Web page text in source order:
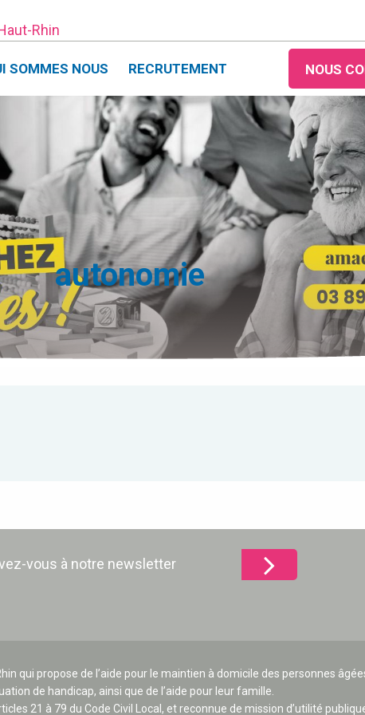
Rhin
SOMMES NOUS RECRUTEMENT NOUS
autonomie
vous à notre newsletter
qui propose de l’aide pour le maintien à domicile des personnes
de handicap, ainsi que de l’aide pour leur famille.
21 à 79 du Code Civil Local, et reconnue de mission d’utilité